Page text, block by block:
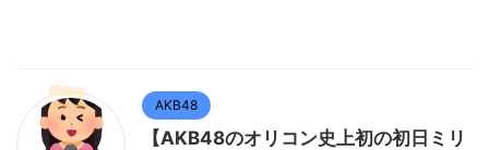
AKB48
【AKB48のオリコン史上初の初日ミリ